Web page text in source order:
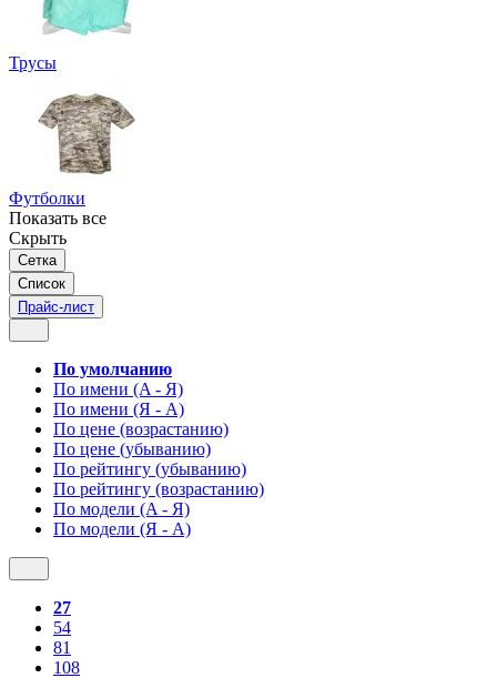
Трусы
Футболки
Показать все
Скрыть
Сетка
Список
Прайс-лист
По умолчанию
По имени (A - Я)
По имени (Я - A)
По цене (возрастанию)
По цене (убыванию)
По рейтингу (убыванию)
По рейтингу (возрастанию)
По модели (A - Я)
По модели (Я - A)
27
54
81
108